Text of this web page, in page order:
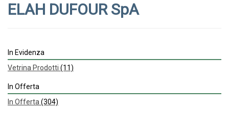
ELAH DUFOUR SpA
In Evidenza
Vetrina Prodotti (11)
In Offerta
In Offerta (304)